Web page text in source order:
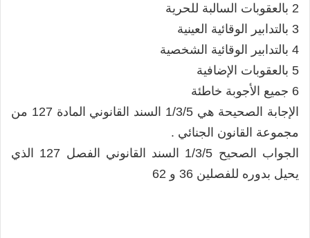
2 بالعقوبات السالبة للحرية
3 بالتدابير الوقائية العينية
4 بالتدابير الوقائية الشخصية
5 بالعقوبات الإضافية
6 جميع الأجوبة خاطئة
الإجابة الصحيحة هي 1/3/5 السند القانوني المادة 127 من
مجموعة القانون الجنائي .
الجواب الصحيح 1/3/5 السند القانوني الفصل 127 الذي
يحيل بدوره للفصلين 36 و 62